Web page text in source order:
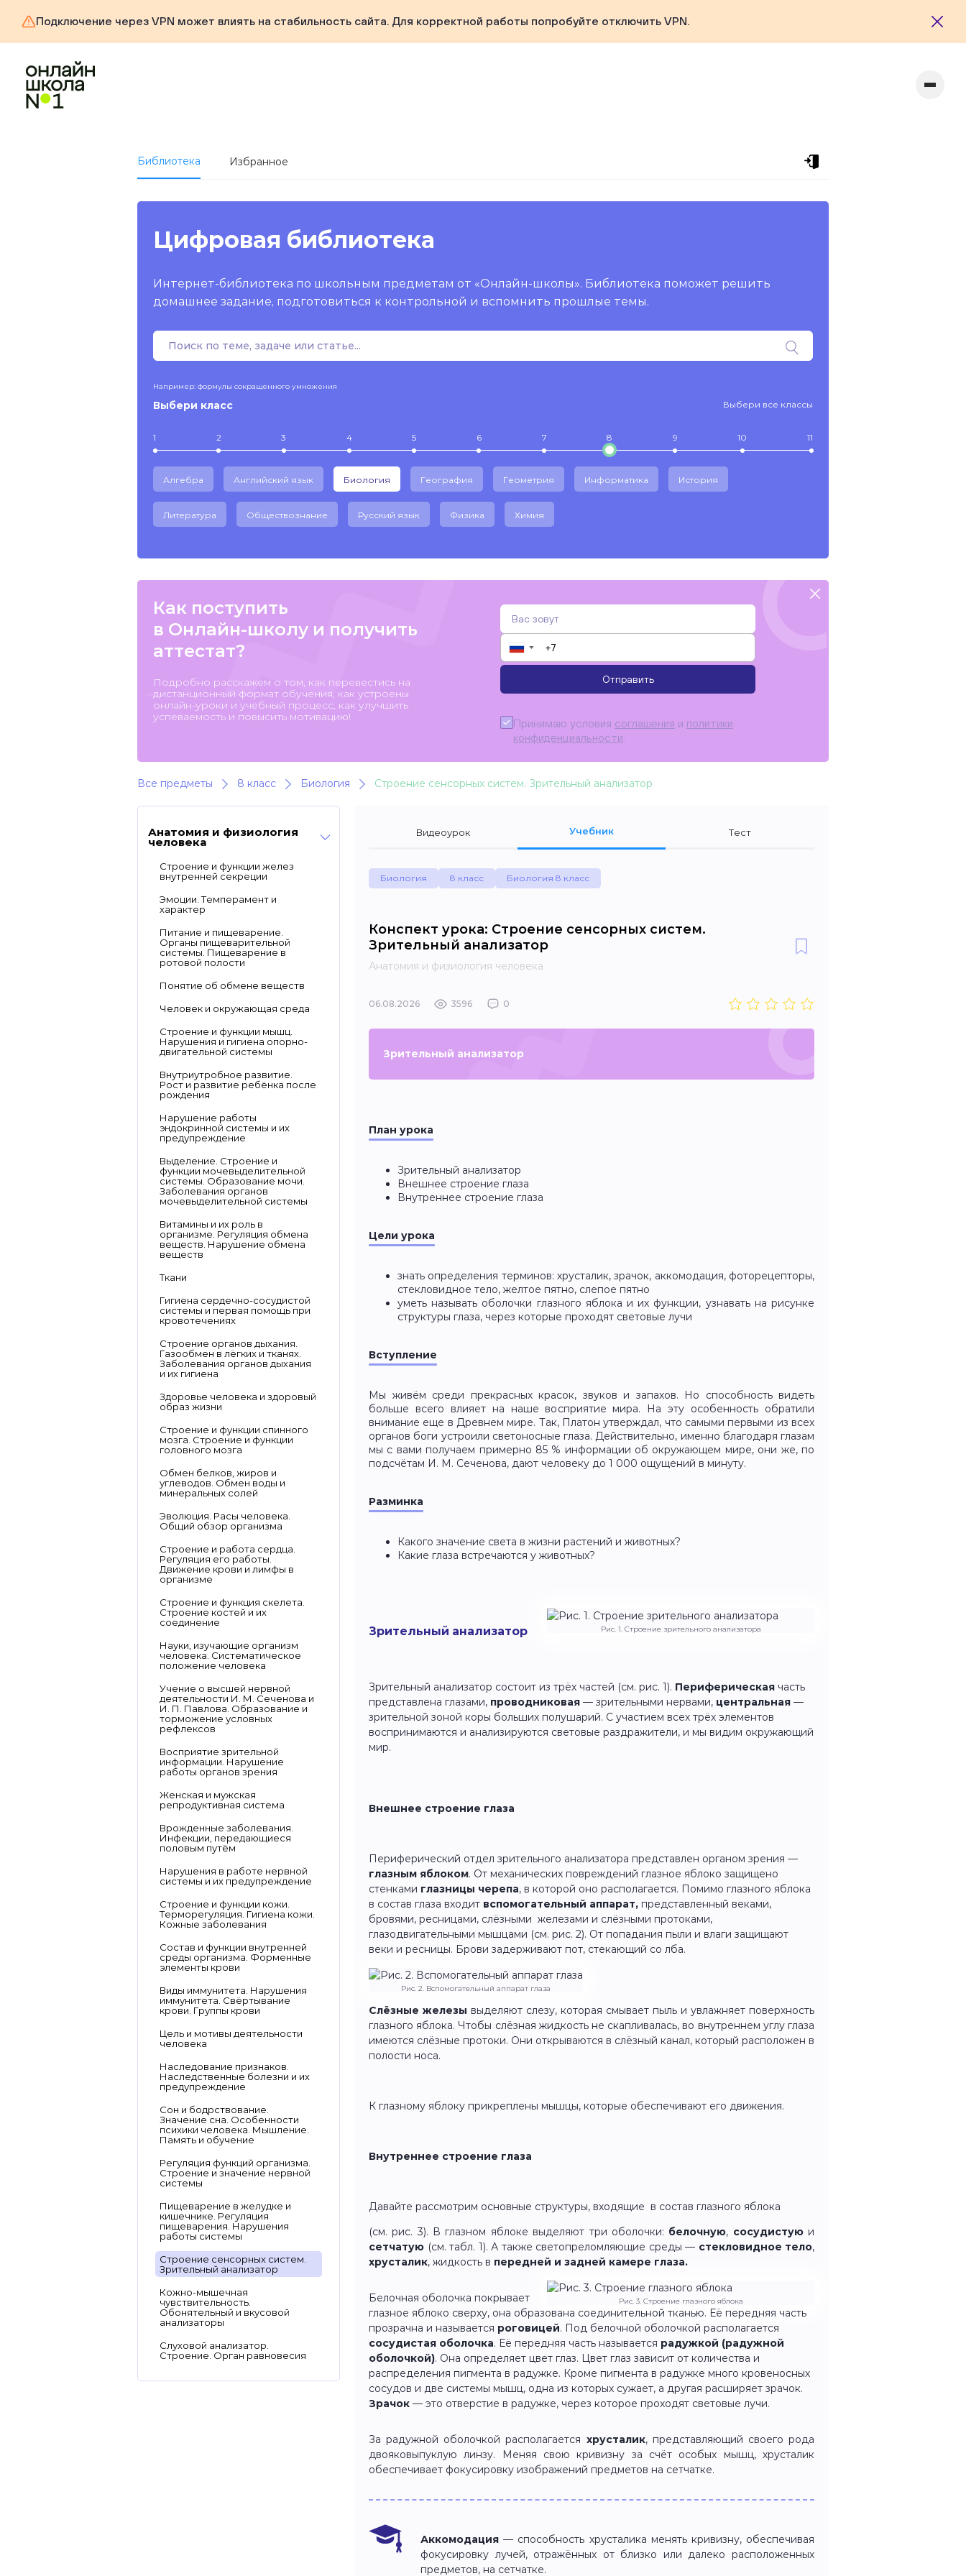
Подключение через VPN может влиять на стабильность сайта. Для корректной работы попробуйте отключить VPN.
Библиотека Избранное
Цифровая библиотека
Интернет-библиотека по школьным предметам от «Онлайн-школы». Библиотека поможет решить
домашнее задание, подготовиться к контрольной и вспомнить прошлые темы.
Например: формулы сокращенного умножения
Выбери класс Выбери все классы
1 2 3 4 5 6 7 8 9 10 11
Алгебра Английский язык Биология География Геометрия Информатика История
Литература Обществознание Русский язык Физика Химия
Как поступить
в Онлайн-школу и получить
аттестат?
Подробно расскажем о том, как перевестись на
дистанционный формат обучения, как устроены
онлайн-уроки и учебный процесс, как улучшить
успеваемость и повысить мотивацию!
▼
Отправить
Принимаю условия соглашения и политики
конфиденциальности
Все предметы 8 класс Биология Строение сенсорных систем. Зрительный анализатор
Анатомия и физиология
человека
Строение и функции желез
внутренней секреции
Эмоции. Темперамент и
характер
Питание и пищеварение.
Органы пищеварительной
системы. Пищеварение в
ротовой полости
Понятие об обмене веществ
Человек и окружающая среда
Строение и функции мышц.
Нарушения и гигиена опорно-
двигательной системы
Внутриутробное развитие.
Рост и развитие ребёнка после
рождения
Нарушение работы
эндокринной системы и их
предупреждение
Выделение. Строение и
функции мочевыделительной
системы. Образование мочи.
Заболевания органов
мочевыделительной системы
Витамины и их роль в
организме. Регуляция обмена
веществ. Нарушение обмена
веществ
Ткани
Гигиена сердечно-сосудистой
системы и первая помощь при
кровотечениях
Строение органов дыхания.
Газообмен в лёгких и тканях.
Заболевания органов дыхания
и их гигиена
Здоровье человека и здоровый
образ жизни
Строение и функции спинного
мозга. Строение и функции
головного мозга
Обмен белков, жиров и
углеводов. Обмен воды и
минеральных солей
Эволюция. Расы человека.
Общий обзор организма
Строение и работа сердца.
Регуляция его работы.
Движение крови и лимфы в
организме
Строение и функция скелета.
Строение костей и их
соединение
Науки, изучающие организм
человека. Систематическое
положение человека
Учение о высшей нервной
деятельности И. М. Сеченова и
И. П. Павлова. Образование и
торможение условных
рефлексов
Восприятие зрительной
информации. Нарушение
работы органов зрения
Женская и мужская
репродуктивная система
Врожденные заболевания.
Инфекции, передающиеся
половым путём
Нарушения в работе нервной
системы и их предупреждение
Строение и функции кожи.
Терморегуляция. Гигиена кожи.
Кожные заболевания
Состав и функции внутренней
среды организма. Форменные
элементы крови
Виды иммунитета. Нарушения
иммунитета. Свёртывание
крови. Группы крови
Цель и мотивы деятельности
человека
Наследование признаков.
Наследственные болезни и их
предупреждение
Сон и бодрствование.
Значение сна. Особенности
психики человека. Мышление.
Память и обучение
Регуляция функций организма.
Строение и значение нервной
системы
Пищеварение в желудке и
кишечнике. Регуляция
пищеварения. Нарушения
работы системы
Строение сенсорных систем.
Зрительный анализатор
Кожно-мышечная
чувствительность.
Обонятельный и вкусовой
анализаторы
Слуховой анализатор.
Строение. Орган равновесия
Видеоурок Учебник Тест
Биология 8 класс Биология 8 класс
Конспект урока: Строение сенсорных систем.
Зрительный анализатор
Анатомия и физиология человека
06.08.2026 3596 0
Зрительный анализатор
План урока
Зрительный анализатор
Внешнее строение глаза
Внутреннее строение глаза
Цели урока
знать определения терминов: хрусталик, зрачок, аккомодация, фоторецепторы,
стекловидное тело, желтое пятно, слепое пятно
уметь называть оболочки глазного яблока и их функции, узнавать на рисунке
структуры глаза, через которые проходят световые лучи
Вступление
Мы живём среди прекрасных красок, звуков и запахов. Но способность видеть
больше всего влияет на наше восприятие мира. На эту особенность обратили
внимание еще в Древнем мире. Так, Платон утверждал, что самыми первыми из всех
органов боги устроили светоносные глаза. Действительно, именно благодаря глазам
мы с вами получаем примерно 85 % информации об окружающем мире, они же, по
подсчётам И. М. Сеченова, дают человеку до 1 000 ощущений в минуту.
Разминка
Какого значение света в жизни растений и животных?
Какие глаза встречаются у животных?
Рис. 1. Строение зрительного анализатора
Зрительный анализатор
Зрительный анализатор состоит из трёх частей (см. рис. 1). Периферическая часть
представлена глазами, проводниковая — зрительными нервами, центральная —
зрительной зоной коры больших полушарий. С участием всех трёх элементов
воспринимаются и анализируются световые раздражители, и мы видим окружающий
мир.
Внешнее строение глаза
Периферический отдел зрительного анализатора представлен органом зрения —
глазным яблоком. От механических повреждений глазное яблоко защищено
стенками глазницы черепа, в которой оно располагается. Помимо глазного яблока
в состав глаза входит вспомогательный аппарат, представленный веками,
бровями, ресницами, слёзными железами и слёзными протоками,
глазодвигательными мышцами (см. рис. 2). От попадания пыли и влаги защищают
веки и ресницы. Брови задерживают пот, стекающий со лба.
Рис. 2. Вспомогательный аппарат глаза
Слёзные железы выделяют слезу, которая смывает пыль и увлажняет поверхность
глазного яблока. Чтобы слёзная жидкость не скапливалась, во внутреннем углу глаза
имеются слёзные протоки. Они открываются в слёзный канал, который расположен в
полости носа.
К глазному яблоку прикреплены мышцы, которые обеспечивают его движения.
Внутреннее строение глаза
Давайте рассмотрим основные структуры, входящие в состав глазного яблока
(см. рис. 3). В глазном яблоке выделяют три оболочки: белочную, сосудистуюи
сетчатую (см. табл. 1). А также светопреломляющие среды — стекловидное тело,
хрусталик, жидкость в передней и задней камере глаза.
Рис. 3. Строение глазного яблока
Белочная оболочка покрывает
глазное яблоко сверху, она образована соединительной тканью. Её передняя часть
прозрачна и называется роговицей. Под белочной оболочкой располагается
сосудистая оболочка. Её передняя часть называется радужкой (радужной
оболочкой). Она определяет цвет глаз. Цвет глаз зависит от количества и
распределения пигмента в радужке. Кроме пигмента в радужке много кровеносных
сосудов и две системы мышц, одна из которых сужает, а другая расширяет зрачок.
Зрачок — это отверстие в радужке, через которое проходят световые лучи.
За радужной оболочкой располагается хрусталик, представляющий своего рода
двояковыпуклую линзу. Меняя свою кривизну за счёт особых мышц, хрусталик
обеспечивает фокусировку изображений предметов на сетчатке.
Аккомодация — способность хрусталика менять кривизну, обеспечивая
фокусировку лучей, отражённых от близко или далеко расположенных
предметов, на сетчатке.